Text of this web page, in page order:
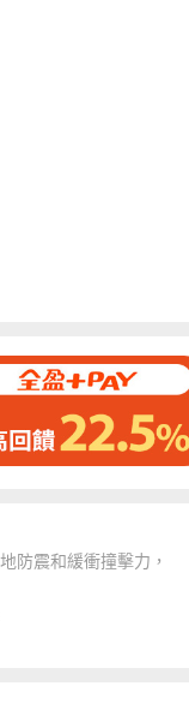
防震和緩衝撞擊力，